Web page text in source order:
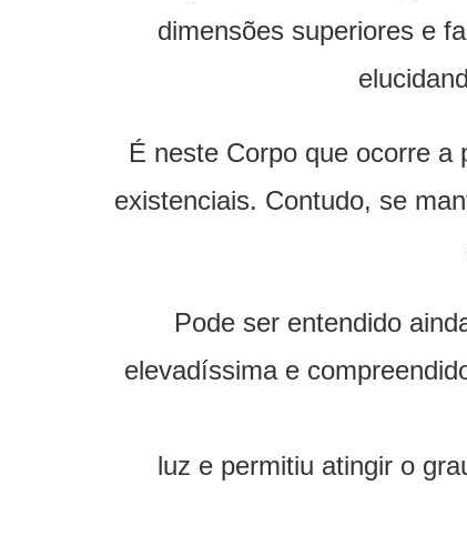
dimensões superiores e
É neste Corpo que ocorre a
existenciais. Contudo, se
Pode ser entendido
elevadíssima e
luz e permitiu atingir o